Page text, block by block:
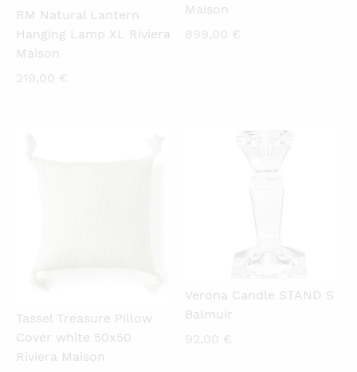
RM Natural Lantern
Hanging Lamp XL Riviera
Maison
219,00 €
Maison
899,00 €
Tassel Treasure Pillow
Cover white 50x50
Riviera Maison
Verona Candle STAND S
Balmuir
92,00 €